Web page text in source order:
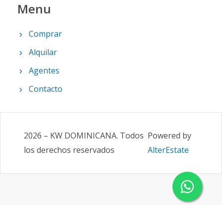
Menu
Comprar
Alquilar
Agentes
Contacto
2026 – KW DOMINICANA. Todos
los derechos reservados
Powered by
AlterEstate